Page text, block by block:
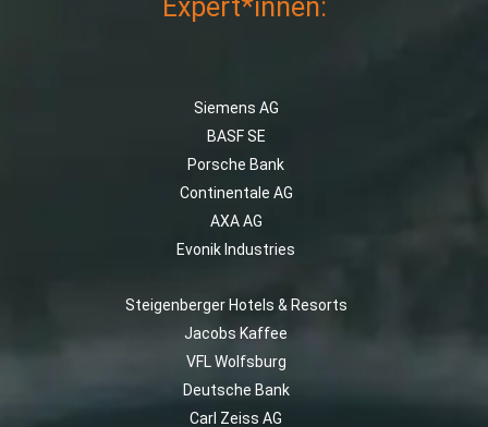
Expert*innen:
Siemens AG
BASF SE
Porsche Bank
Continentale AG
AXA AG
Evonik Industries
Steigenberger Hotels & Resorts
Jacobs Kaffee
VFL Wolfsburg
Deutsche Bank
Carl Zeiss AG